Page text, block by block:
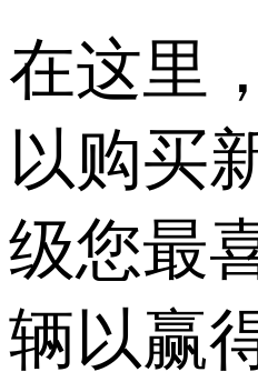
在这里
以购买
级您最
辆以赢